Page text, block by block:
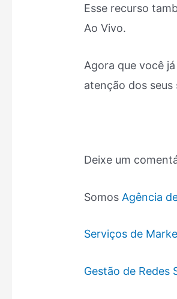
Esse recurso
Ao Vivo.
Agora que você
atenção dos seus
Deixe um
Somos Agência
Serviços de
Gestão de Redes